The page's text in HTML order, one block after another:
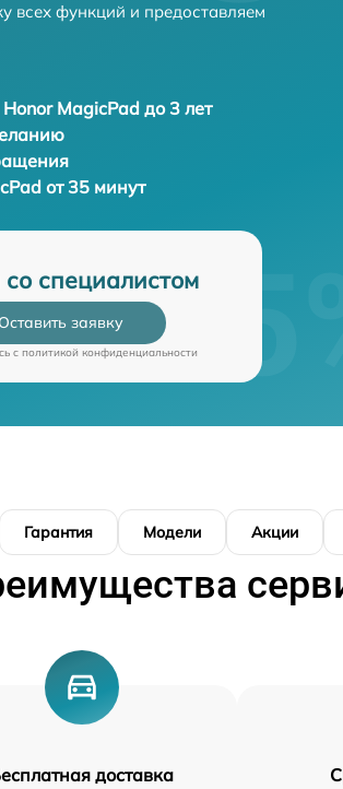
всех функций и предоставляем
MagicPad до 3 лет
от 35 минут
специалистом
Оставить заявку
c политикой конфиденциальности
Гарантия Модели Акции
доставка